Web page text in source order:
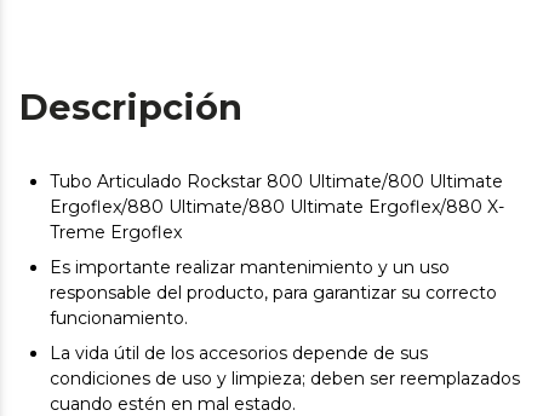
Descripción
Tubo Articulado Rockstar 800 Ultimate/800 Ultimate
Ergoflex/880 Ultimate/880 Ultimate Ergoflex/880 X-
Treme Ergoflex
Es importante realizar mantenimiento y un uso
responsable del producto, para garantizar su correcto
funcionamiento.
La vida útil de los accesorios depende de sus
condiciones de uso y limpieza; deben ser reemplazados
cuando estén en mal estado.